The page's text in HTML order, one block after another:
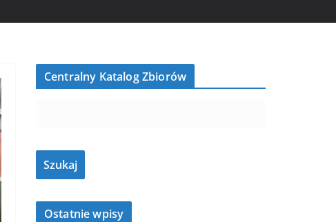
Centralny Katalog Zbiorów
Ostatnie wpisy